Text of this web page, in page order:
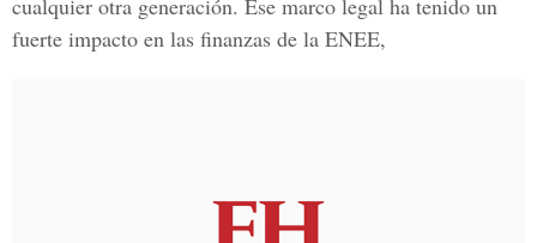
cualquier otra generación. Ese marco legal ha tenido un
fuerte impacto en las finanzas de la ENEE,